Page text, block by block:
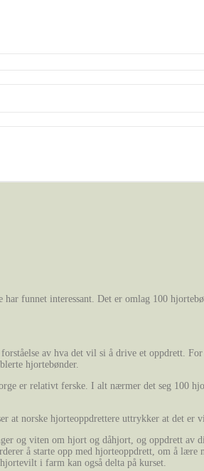
funnet interessant. Det er omlag 100
av hva det vil si å drive et oppdrett.
hjortebønder.
er relativt ferske. I alt nærmer det seg 100
at norske hjorteoppdrettere uttrykker at det
og viten om hjort og dåhjort, og oppdrett
å starte opp med hjorteoppdrett, om å
i farm kan også delta på kurset.